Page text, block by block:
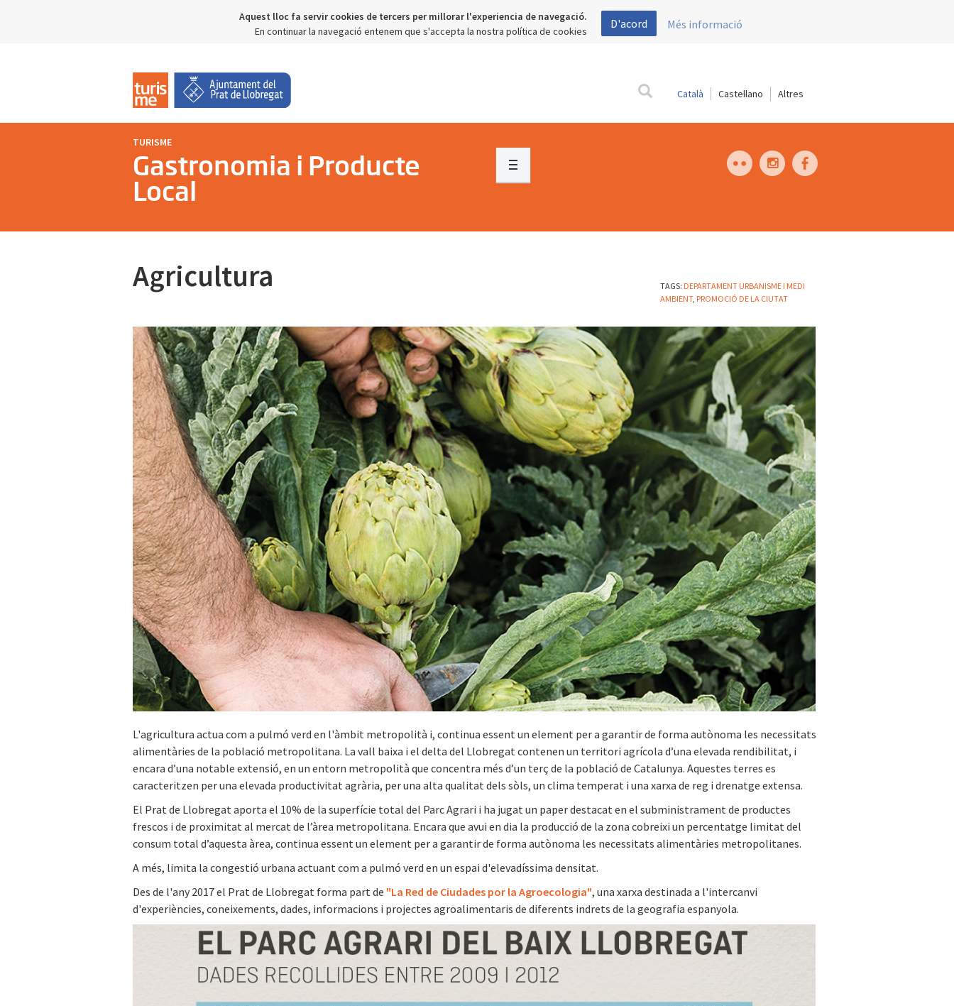
Aquest lloc fa servir cookies de tercers per millorar l'experiencia de navegació.
En continuar la navegació entenem que s'accepta la nostra política de cookies
D'acord Més informació
Català Castellano
TURISME
Gastronomia i Producte
Local
Agricultura TAGS: DEPARTAMENT URBANISME I MEDI
AMBIENT, PROMOCIÓ DE LA CIUTAT
L'agricultura actua com a pulmó verd en l'àmbit metropolità i, continua essent un element per a garantir de forma autònoma les necessitats
alimentàries de la població metropolitana. La vall baixa i el delta del Llobregat contenen un territori agrícola d’una elevada rendibilitat, i
encara d’una notable extensió, en un entorn metropolità que concentra més d’un terç de la població de Catalunya. Aquestes terres es
caracteritzen per una elevada productivitat agrària, per una alta qualitat dels sòls, un clima temperat i una xarxa de reg i drenatge extensa.
El Prat de Llobregat aporta el 10% de la superfície total del Parc Agrari i ha jugat un paper destacat en el subministrament de productes
frescos i de proximitat al mercat de l’àrea metropolitana. Encara que avui en dia la producció de la zona cobreixi un percentatge limitat del
consum total d’aquesta àrea, continua essent un element per a garantir de forma autònoma les necessitats alimentàries metropolitanes.
A més, limita la congestió urbana actuant com a pulmó verd en un espai d'elevadíssima densitat.
Des de l'any 2017 el Prat de Llobregat forma part de "La Red de Ciudades por la Agroecologia", una xarxa destinada a l'intercanvi
d'experiències, coneixements, dades, informacions i projectes agroalimentaris de diferents indrets de la geografia espanyola.